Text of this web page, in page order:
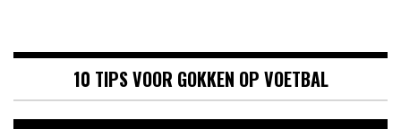
10 TIPS VOOR GOKKEN OP VOETBAL